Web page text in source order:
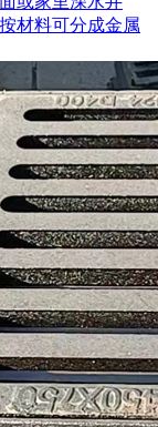
材料可分成金属